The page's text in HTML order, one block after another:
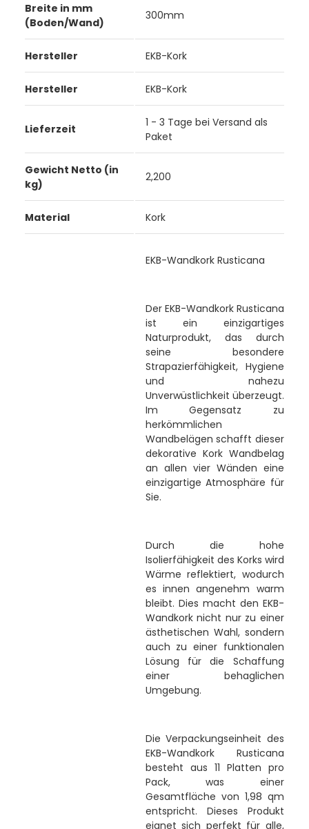
Breite in mm
(Boden/Wand)
300mm
Hersteller EKB-Kork
Hersteller EKB-Kork
Lieferzeit
1 - 3 Tage bei Versand als
Paket
Gewicht Netto (in
kg)
2,200
Material Kork
EKB-Wandkork Rusticana
Der EKB-Wandkork Rusticana
ist ein einzigartiges
Naturprodukt, das durch
seine besondere
Strapazierfähigkeit, Hygiene
und nahezu
Unverwüstlichkeit überzeugt.
Im Gegensatz zu
herkömmlichen
Wandbelägen schafft dieser
dekorative Kork Wandbelag
an allen vier Wänden eine
einzigartige Atmosphäre für
Sie.
Durch die hohe
Isolierfähigkeit des Korks wird
Wärme reflektiert, wodurch
es innen angenehm warm
bleibt. Dies macht den EKB-
Wandkork nicht nur zu einer
ästhetischen Wahl, sondern
auch zu einer funktionalen
Lösung für die Schaffung
einer behaglichen
Umgebung.
Die Verpackungseinheit des
EKB-Wandkork Rusticana
besteht aus 11 Platten pro
Pack, was einer
Gesamtfläche von 1,98 qm
entspricht. Dieses Produkt
eignet sich perfekt für alle,